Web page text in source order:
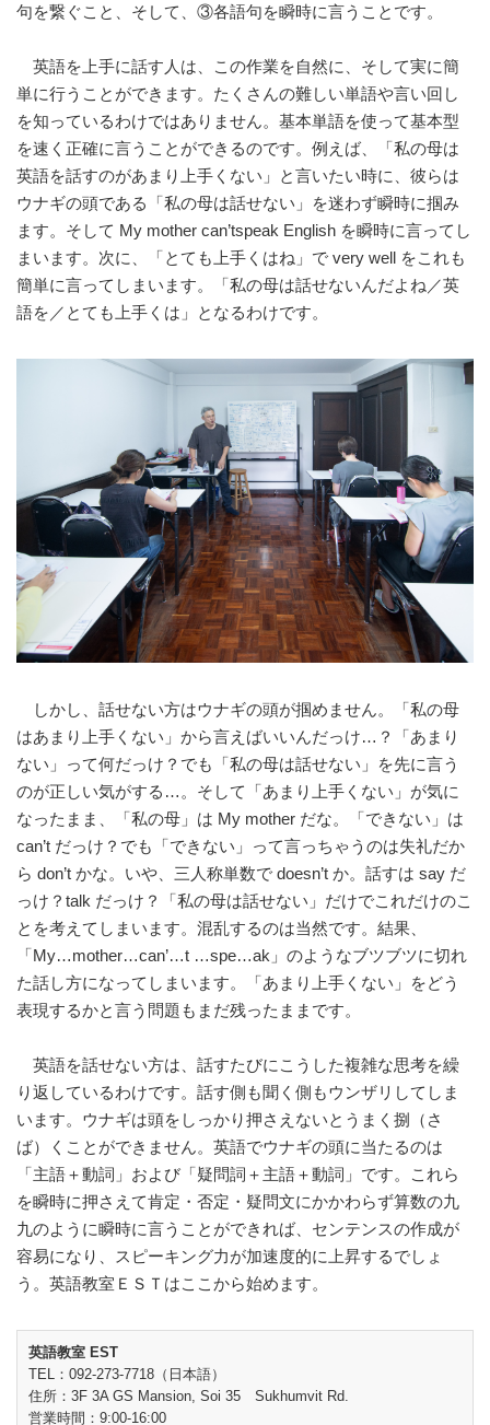
句を繋ぐこと、そして、③各語句を瞬時に言うことです。
英語を上手に話す人は、この作業を自然に、そして実に簡
単に行うことができます。たくさんの難しい単語や言い回し
を知っているわけではありません。基本単語を使って基本型
を速く正確に言うことができるのです。例えば、「私の母は
英語を話すのがあまり上手くない」と言いたい時に、彼らは
ウナギの頭である「私の母は話せない」を迷わず瞬時に掴み
ます。そして My mother can’tspeak English を瞬時に言ってし
まいます。次に、「とても上手くはね」で very well をこれも
簡単に言ってしまいます。「私の母は話せないんだよね／英
語を／とても上手くは」となるわけです。
しかし、話せない方はウナギの頭が掴めません。「私の母
はあまり上手くない」から言えばいいんだっけ…？「あまり
ない」って何だっけ？でも「私の母は話せない」を先に言う
のが正しい気がする…。そして「あまり上手くない」が気に
なったまま、「私の母」は My mother だな。「できない」は
can’t だっけ？でも「できない」って言っちゃうのは失礼だか
ら don’t かな。いや、三人称単数で doesn’t か。話すは say だ
っけ？talk だっけ？「私の母は話せない」だけでこれだけのこ
とを考えてしまいます。混乱するのは当然です。結果、
「My…mother…can’…t …spe…ak」のようなブツブツに切れ
た話し方になってしまいます。「あまり上手くない」をどう
表現するかと言う問題もまだ残ったままです。
英語を話せない方は、話すたびにこうした複雑な思考を繰
り返しているわけです。話す側も聞く側もウンザリしてしま
います。ウナギは頭をしっかり押さえないとうまく捌（さ
ば）くことができません。英語でウナギの頭に当たるのは
「主語＋動詞」および「疑問詞＋主語＋動詞」です。これら
を瞬時に押さえて肯定・否定・疑問文にかかわらず算数の九
九のように瞬時に言うことができれば、センテンスの作成が
容易になり、スピーキング力が加速度的に上昇するでしょ
う。英語教室ＥＳＴはここから始めます。
英語教室 EST
TEL：092-273-7718（日本語）
住所：3F 3A GS Mansion, Soi 35 Sukhumvit Rd.
営業時間：9:00-16:00